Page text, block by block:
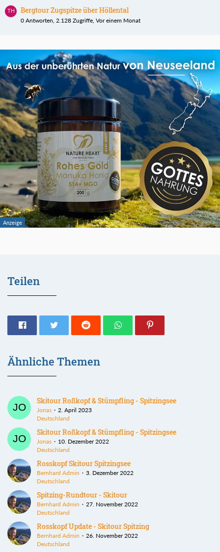
Bergtour Zugspitze über Höllental
0 Antworten, 2.128 Zugriffe, Vor einem Monat
Teilen
Ähnliche Themen
Skitour Roßkopf & Stümpfling - Spitzingsee
Jonas
2. April 2023
Deutschland
Skitour Roßkopf & Stümpfling - Spitzingsee
Jonas
10. Dezember 2022
Deutschland
Rosskopf Skitour Spitzingsee
Bernhard Admin
3. Dezember 2022
Deutschland
Spitzing-Rundtour - Skitour
Bernhard Admin
27. November 2022
Deutschland
Rosskopf Update - Skitour Spitzing
Bernhard Admin
26. November 2022
Deutschland